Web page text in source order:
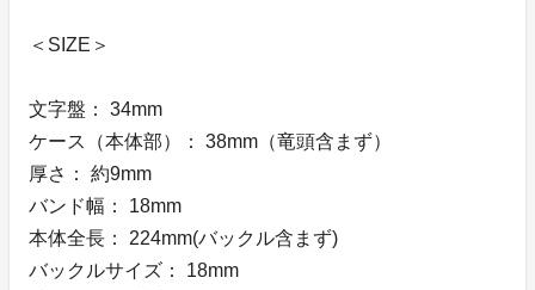
＜SIZE＞
文字盤： 34mm
ケース（本体部）： 38mm（竜頭含まず）
厚さ： 約9mm
バンド幅： 18mm
本体全長： 224mm(バックル含まず)
バックルサイズ： 18mm